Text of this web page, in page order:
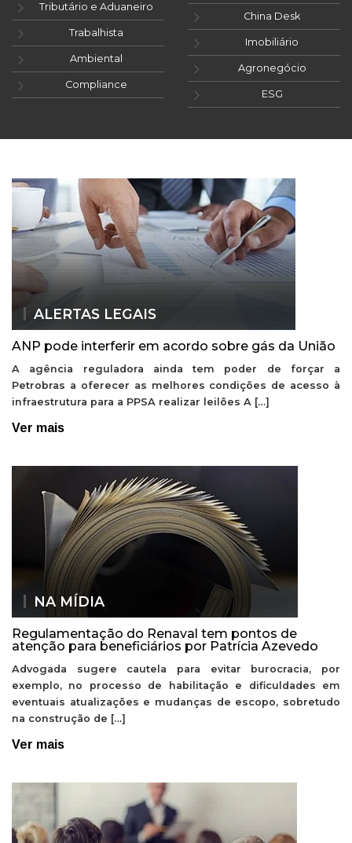
Tributário e Aduaneiro
Trabalhista
Ambiental
Compliance
China Desk
Imobiliário
Agronegócio
ESG
ALERTAS LEGAIS
ANP pode interferir em acordo sobre gás da União
A agência reguladora ainda tem poder de forçar a
Petrobras a oferecer as melhores condições de acesso à
infraestrutura para a PPSA realizar leilões A […]
Ver mais
NA MÍDIA
Regulamentação do Renaval tem pontos de
atenção para beneficiários por Patrícia Azevedo
Advogada sugere cautela para evitar burocracia, por
exemplo, no processo de habilitação e dificuldades em
eventuais atualizações e mudanças de escopo, sobretudo
na construção de […]
Ver mais